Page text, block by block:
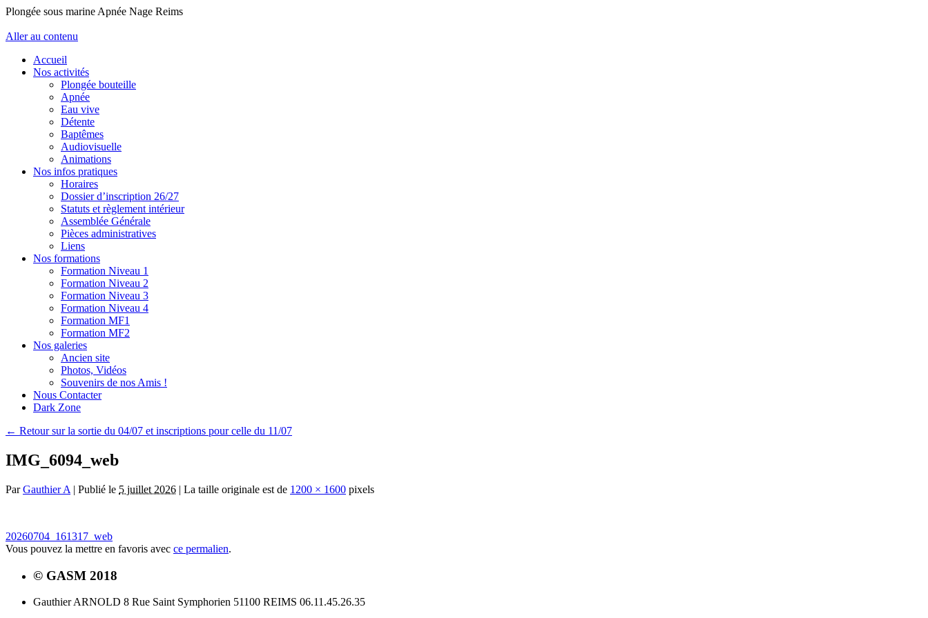
Plongée sous marine Apnée Nage Reims
Aller au contenu
Accueil
Nos activités
Plongée bouteille
Apnée
Eau vive
Détente
Baptêmes
Audiovisuelle
Animations
Nos infos pratiques
Horaires
Dossier d’inscription 26/27
Statuts et règlement intérieur
Assemblée Générale
Pièces administratives
Liens
Nos formations
Formation Niveau 1
Formation Niveau 2
Formation Niveau 3
Formation Niveau 4
Formation MF1
Formation MF2
Nos galeries
Ancien site
Photos, Vidéos
Souvenirs de nos Amis !
Nous Contacter
Dark Zone
← Retour sur la sortie du 04/07 et inscriptions pour celle du 11/07
IMG_6094_web
Par Gauthier A | Publié le 5 juillet 2026 | La taille originale est de 1200 × 1600 pixels
20260704_161317_web
Vous pouvez la mettre en favoris avec ce permalien.
© GASM 2018
Gauthier ARNOLD 8 Rue Saint Symphorien 51100 REIMS 06.11.45.26.35